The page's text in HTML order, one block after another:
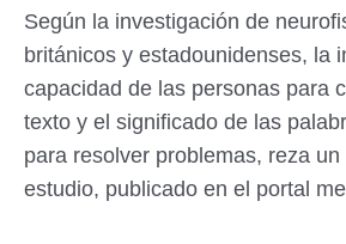
Según la investigación de
británicos y estadounidenses, la
capacidad de las personas para
texto y el significado de las
para resolver problemas, reza un
estudio, publicado en el portal